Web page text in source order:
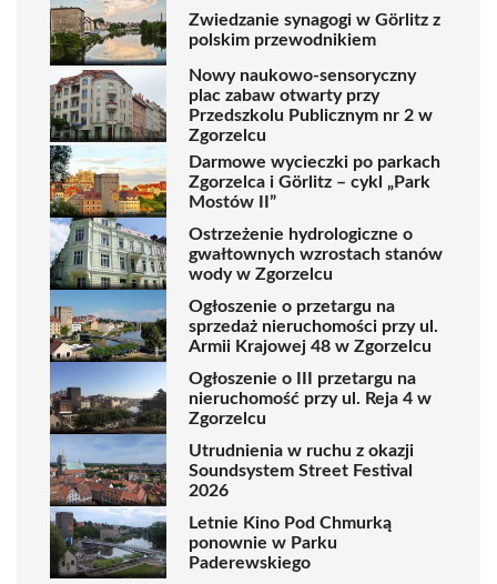
Zwiedzanie synagogi w Görlitz z
polskim przewodnikiem
Nowy naukowo-sensoryczny
plac zabaw otwarty przy
Przedszkolu Publicznym nr 2 w
Zgorzelcu
Darmowe wycieczki po parkach
Zgorzelca i Görlitz – cykl „Park
Mostów II”
Ostrzeżenie hydrologiczne o
gwałtownych wzrostach stanów
wody w Zgorzelcu
Ogłoszenie o przetargu na
sprzedaż nieruchomości przy ul.
Armii Krajowej 48 w Zgorzelcu
Ogłoszenie o III przetargu na
nieruchomość przy ul. Reja 4 w
Zgorzelcu
Utrudnienia w ruchu z okazji
Soundsystem Street Festival
2026
Letnie Kino Pod Chmurką
ponownie w Parku
Paderewskiego